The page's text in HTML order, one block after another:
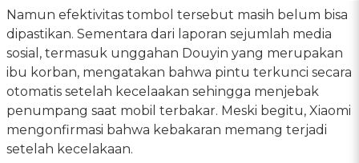
Namun efektivitas tombol tersebut masih belum bisa
dipastikan. Sementara dari laporan sejumlah media
sosial, termasuk unggahan Douyin yang merupakan
ibu korban, mengatakan bahwa pintu terkunci secara
otomatis setelah kecelaakan sehingga menjebak
penumpang saat mobil terbakar. Meski begitu, Xiaomi
mengonfirmasi bahwa kebakaran memang terjadi
setelah kecelakaan.